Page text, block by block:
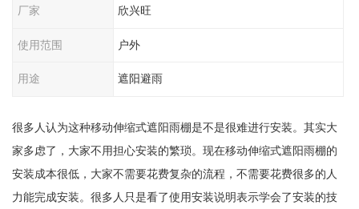
厂家 欣兴旺
使用范围 户外
用途 遮阳避雨
很多人认为这种移动伸缩式遮阳雨棚是不是很难进行安装。其实大
家多虑了，大家不用担心安装的繁琐。现在移动伸缩式遮阳雨棚的
安装成本很低，大家不需要花费复杂的流程，不需要花费很多的人
力能完成安装。很多人只是看了使用安装说明表示学会了安装的技